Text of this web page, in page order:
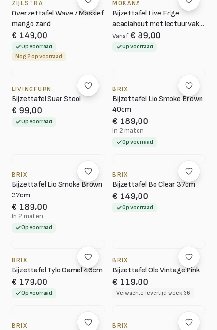
ZIJLSTRA
Overzettafel Wave / Massief
mango zand
€ 149,00
Op voorraad
Nog 2 op voorraad
MOKANA
Bijzettafel Live Edge
acaciahout met lectuurvak |
50 cm
Vanaf € 89,00
Op voorraad
LIVINGFURN
Bijzettafel Suar Stool
€ 99,00
Op voorraad
BRIX
Bijzettafel Lio Smoke Brown
40cm
€ 189,00
In 2 maten
Op voorraad
BRIX
Bijzettafel Lio Smoke Brown
37cm
€ 189,00
In 2 maten
Op voorraad
BRIX
Bijzettafel Bo Clear 37cm
€ 149,00
Op voorraad
BRIX
Bijzettafel Tylo Camel 46cm
€ 179,00
Op voorraad
BRIX
Bijzettafel Ole Vintage Pink
€ 119,00
Verwachte levertijd week 36
BRIX BRIX